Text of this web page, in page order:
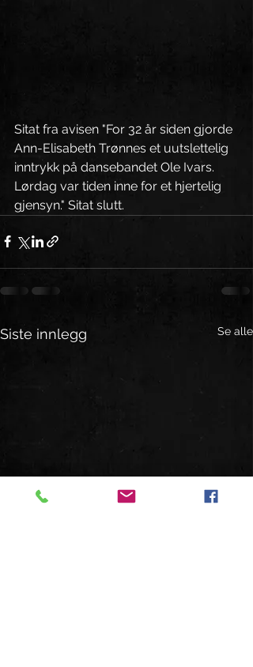
Sitat fra avisen "For 32 år siden gjorde
Ann-Elisabeth Trønnes et uutslettelig
inntrykk på dansebandet Ole Ivars.
Lørdag var tiden inne for et hjertelig
gjensyn." Sitat slutt.
Siste innlegg Se alle